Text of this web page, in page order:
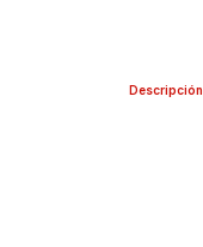
Descripción